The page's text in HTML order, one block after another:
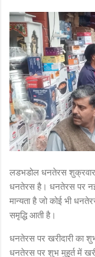
लडभडोल धनतेरस
धनतेरस है। धनतेरस पर नई
मान्यता है जो कोई भी
समृद्धि आती है।
धनतेरस पर खरीदारी का
धनतेरस पर शुभ मुहूर्त में